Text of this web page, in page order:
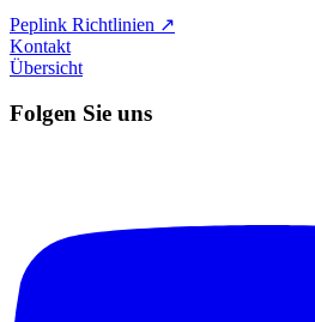
Peplink Richtlinien ↗️
Kontakt
Übersicht
Folgen Sie uns